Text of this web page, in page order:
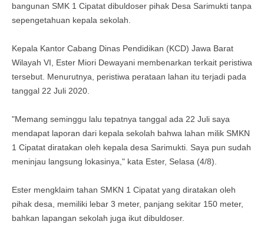
bangunan SMK 1 Cipatat dibuldoser pihak Desa Sarimukti tanpa
sepengetahuan kepala sekolah.
Kepala Kantor Cabang Dinas Pendidikan (KCD) Jawa Barat
Wilayah VI, Ester Miori Dewayani membenarkan terkait peristiwa
tersebut. Menurutnya, peristiwa perataan lahan itu terjadi pada
tanggal 22 Juli 2020.
"Memang seminggu lalu tepatnya tanggal ada 22 Juli saya
mendapat laporan dari kepala sekolah bahwa lahan milik SMKN
1 Cipatat diratakan oleh kepala desa Sarimukti. Saya pun sudah
meninjau langsung lokasinya," kata Ester, Selasa (4/8).
Ester mengklaim tahan SMKN 1 Cipatat yang diratakan oleh
pihak desa, memiliki lebar 3 meter, panjang sekitar 150 meter,
bahkan lapangan sekolah juga ikut dibuldoser.